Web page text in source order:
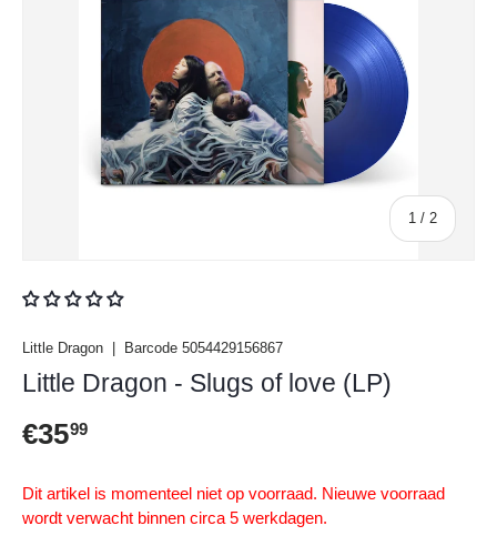
1 / van
2
Little Dragon Barcode 5054429156867
Little Dragon - Slugs of love (LP)
Reguliere prijs
€3599
Dit artikel is momenteel niet op voorraad. Nieuwe voorraad
wordt verwacht binnen circa 5 werkdagen.